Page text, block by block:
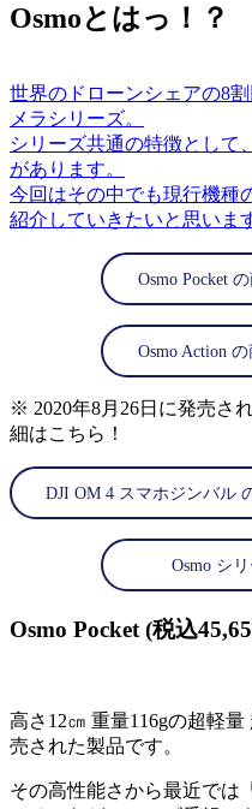
Osmoとはっ！？
世界のドローンシェアの8
メラシリーズ。
シリーズ共通の特徴として
があります。
今回はその中でも現行機種
紹介していきたいと思いま
Osmo Pocket
Osmo Action
※ 2020年8月26日に発売さ
細はこちら！
DJI OM 4 スマホジンバル
Osmo シ
Osmo Pocket (税込
高さ12㎝ 重量116gの超軽
売された製品です。
その高性能さから最近では